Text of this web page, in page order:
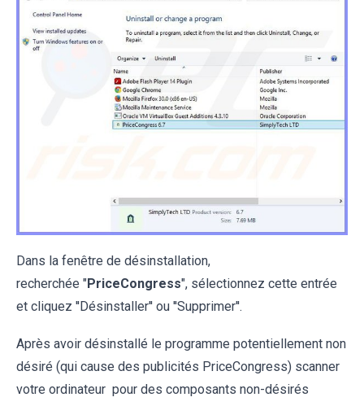
Dans la fenêtre de désinstallation,
recherchée "PriceCongress", sélectionnez cette entrée
et cliquez ''Désinstaller'' ou ''Supprimer''.
Après avoir désinstallé le programme potentiellement non
désiré (qui cause des publicités PriceCongress) scanner
votre ordinateur pour des composants non-désirés